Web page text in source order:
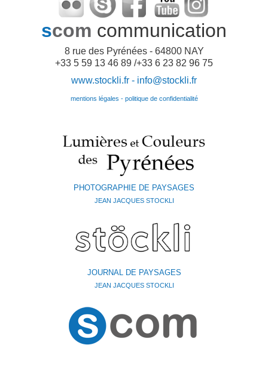
scom communication
8 rue des Pyrénées - 64800 NAY
+33 5 59 13 46 89 /+33 6 23 82 96 75
www.stockli.fr - info@stockli.fr
mentions légales - politique de confidentialité
PHOTOGRAPHIE DE PAYSAGES
JEAN JACQUES STOCKLI
JOURNAL DE PAYSAGES
JEAN JACQUES STOCKLI